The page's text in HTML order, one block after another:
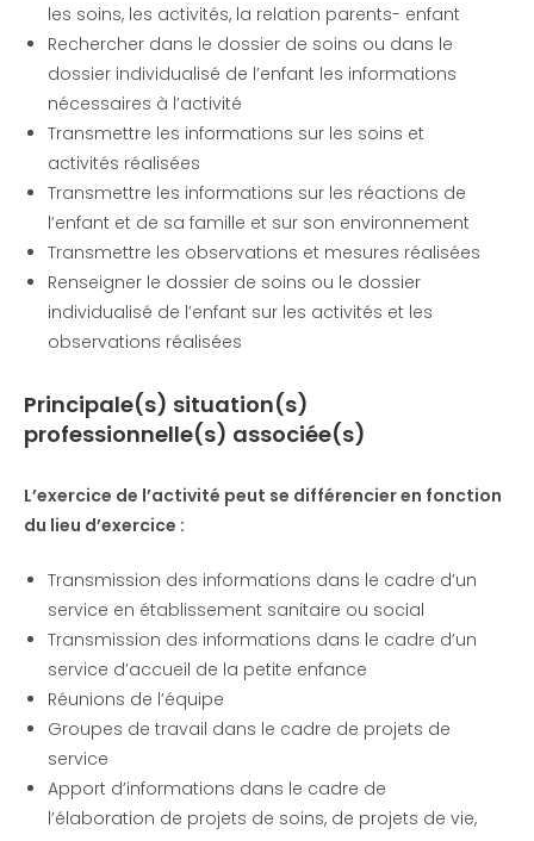
les soins, les activités, la relation parents- enfant
Rechercher dans le dossier de soins ou dans le
dossier individualisé de l’enfant les informations
nécessaires à l’activité
Transmettre les informations sur les soins et
activités réalisées
Transmettre les informations sur les réactions de
l’enfant et de sa famille et sur son environnement
Transmettre les observations et mesures réalisées
Renseigner le dossier de soins ou le dossier
individualisé de l’enfant sur les activités et les
observations réalisées
Principale(s) situation(s)
professionnelle(s) associée(s)
L’exercice de l’activité peut se différencier en fonction
du lieu d’exercice :
Transmission des informations dans le cadre d’un
service en établissement sanitaire ou social
Transmission des informations dans le cadre d’un
service d’accueil de la petite enfance
Réunions de l’équipe
Groupes de travail dans le cadre de projets de
service
Apport d’informations dans le cadre de
l’élaboration de projets de soins, de projets de vie,